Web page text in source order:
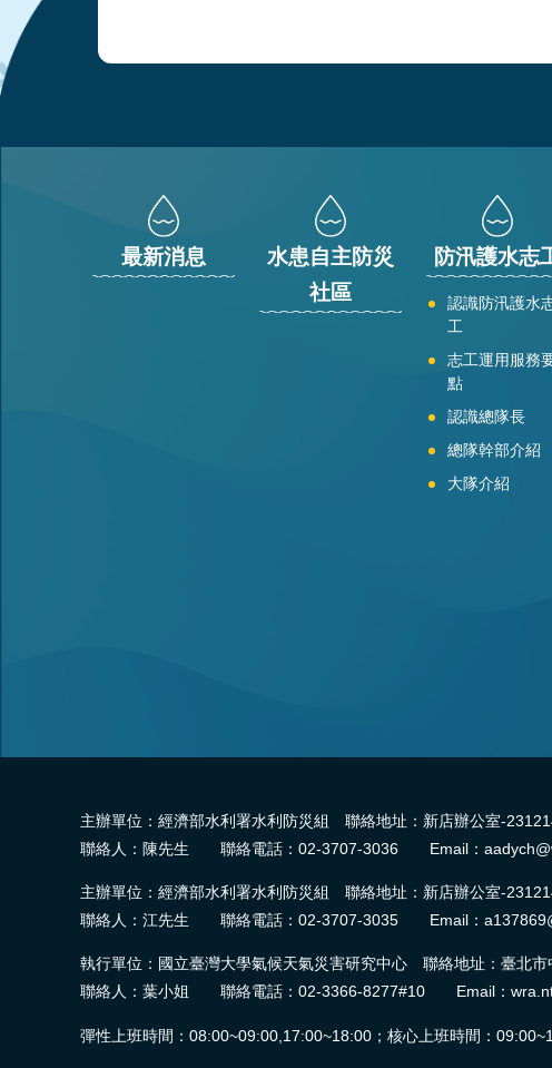
最新消息
水患自主防災
社區
防汛護水志
認識防汛護水
工
志工運用服務
點
認識總隊長
總隊幹部介紹
大隊介紹
主辦單位：經濟部水利署水利防災組 聯絡地址：新店辦公室-
聯絡人：陳先生 聯絡電話：02-3707-3036 Email：
主辦單位：經濟部水利署水利防災組 聯絡地址：新店辦公室-
聯絡人：江先生 聯絡電話：02-3707-3035 Email：
執行單位：國立臺灣大學氣候天氣災害研究中心 聯絡地址：臺北
聯絡人：葉小姐 聯絡電話：02-3366-8277#10 Email：
彈性上班時間：08:00~09:00,17:00~18:00；核心上班時間：